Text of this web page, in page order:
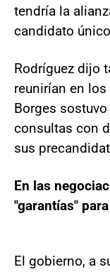
tendría la
candidato
Rodríguez dijo
reunirían en
Borges
consultas con
sus
En las
"garantías"
El gobierno, a